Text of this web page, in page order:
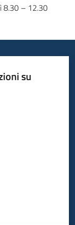
8.30 – 12.30
su